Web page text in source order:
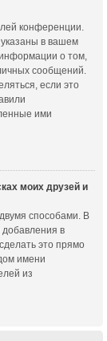
конференции.
в вашем
о том,
сообщений.
если это
ими
моих друзей и
способами. В
добавления в
это прямо
имени
из